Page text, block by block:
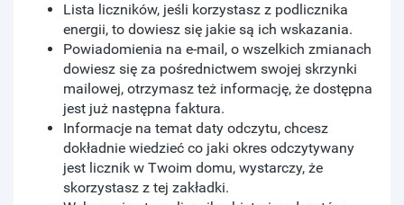
Lista liczników, jeśli korzystasz z podlicznika
energii, to dowiesz się jakie są ich wskazania.
Powiadomienia na e-mail, o wszelkich zmianach
dowiesz się za pośrednictwem swojej skrzynki
mailowej, otrzymasz też informację, że dostępna
jest już następna faktura.
Informacje na temat daty odczytu, chcesz
dokładnie wiedzieć co jaki okres odczytywany
jest licznik w Twoim domu, wystarczy, że
skorzystasz z tej zakładki.